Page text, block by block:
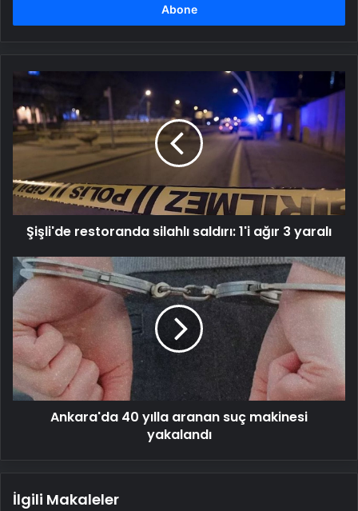
Şişli'de
restoranda
silahlı
saldırı:
1'i
3
yaralı
Şişli'de restoranda silahlı saldırı: 1'i ağır 3 yaralı
Ankara'da
40
yılla
aranan
suç
makinesi
yakalandı
Ankara'da 40 yılla aranan suç makinesi
yakalandı
İlgili Makaleler